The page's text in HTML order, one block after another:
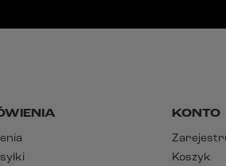
KONTO
Koszyk